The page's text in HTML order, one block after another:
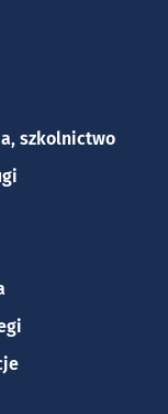
szkolnictwo